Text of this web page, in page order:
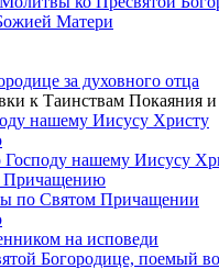
Матери
за духовного отца
к Таинствам Покаяния
нашему Иисусу Христу
нашему Иисусу
Причащению
по Святом Причащении
на исповеди
Богородице, поемый